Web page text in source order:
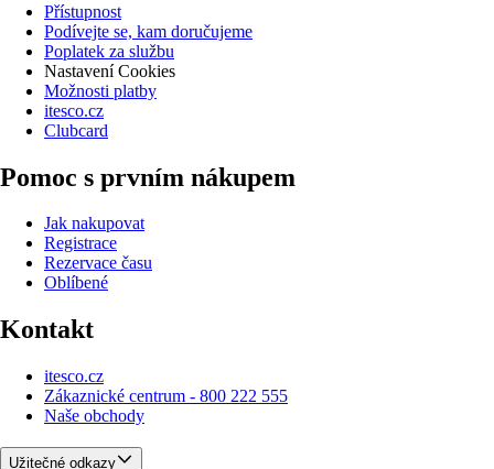
Přístupnost
Podívejte se, kam doručujeme
Poplatek za službu
Nastavení Cookies
Možnosti platby
itesco.cz
Clubcard
Pomoc s prvním nákupem
Jak nakupovat
Registrace
Rezervace času
Oblíbené
Kontakt
itesco.cz
Zákaznické centrum - 800 222 555
Naše obchody
Užitečné odkazy